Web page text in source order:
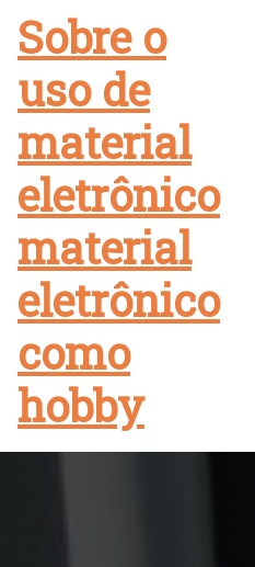
content
Sobre o
uso de
material
eletrônico
material
eletrônico
como
hobby